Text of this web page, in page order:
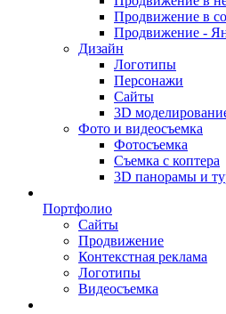
Продвижение в
Продвижение -
Дизайн
Логотипы
Персонажи
Сайты
3D
Фото и видеосъемка
Фотосъемка
Съемка с коптера
3D панорамы и
Портфолио
Сайты
Продвижение
Контекстная реклама
Логотипы
Видеосъемка